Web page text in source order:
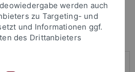
und Ihr Passwort an um sich
werden auch
zu Targeting- und
und Informationen ggf.
des Drittanbieters